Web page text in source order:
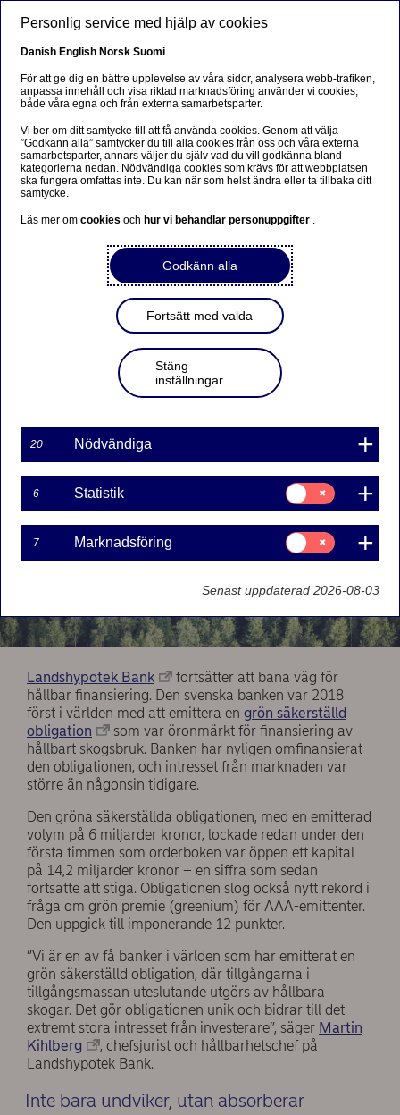
Finansiering med hållbart fokus
Unik grön obligation från
Landshypotek Bank slår nytt
rekord
Landshypotek Bank är en av få banker i världen
som har emitterat gröna säkerställda obligationer
som helt finansierar hållbar skog. Den nyligen
refinansierade obligationen hade rekordstort
investerarintresse vilket är ett tecken på att
svenska skogsägare attraherar investerare.
Landshypotek Bank
fortsätter att bana väg för
hållbar finansiering. Den svenska banken var 2018
först i världen med att emittera en grön säkerställd
obligation
som var öronmärkt för finansiering av
hållbart skogsbruk. Banken har nyligen omfinansierat
den obligationen, och intresset från marknaden var
större än någonsin tidigare.
Den gröna säkerställda obligationen, med en emitterad
volym på 6 miljarder kronor, lockade redan under den
första timmen som orderboken var öppen ett kapital
på 14,2 miljarder kronor – en siffra som sedan
fortsatte att stiga. Obligationen slog också nytt rekord i
fråga om grön premie (greenium) för AAA-emittenter.
Den uppgick till imponerande 12 punkter.
”Vi är en av få banker i världen som har emitterat en
grön säkerställd obligation, där tillgångarna i
tillgångsmassan uteslutande utgörs av hållbara
skogar. Det gör obligationen unik och bidrar till det
extremt stora intresset från investerare”, säger Martin
Kihlberg
, chefsjurist och hållbarhetschef på
Landshypotek Bank.
Inte bara undviker, utan absorberar
Personlig service med hjälp av cookies
Danish English Norsk Suomi
För att ge dig en bättre upplevelse av våra sidor, analysera webb-trafiken,
anpassa innehåll och visa riktad marknadsföring använder vi cookies,
både våra egna och från externa samarbetsparter.
Vi ber om ditt samtycke till att få använda cookies. Genom att välja
”Godkänn alla” samtycker du till alla cookies från oss och våra externa
samarbetsparter, annars väljer du själv vad du vill godkänna bland
kategorierna nedan. Nödvändiga cookies som krävs för att webbplatsen
ska fungera omfattas inte. Du kan när som helst ändra eller ta tillbaka ditt
samtycke.
Läs mer omcookiesoch hur vi behandlar personuppgifter .
Godkänn alla
Fortsätt med valda
Stäng
inställningar
20 Nödvändiga
6 Statistik
Samtycke
för:
Statistik
7 Marknadsföring
Samtycke
för:
Marknadsföring
Senast uppdaterad 2026-08-03